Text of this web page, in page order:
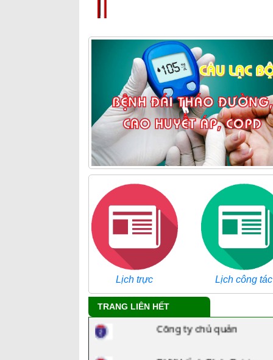
Lịch trực Lịch công tác
TRANG LIÊN HẾT
Tra cứu danh mục ICD
Công ty chủ quản
BHXH tỉnh Bình Dương